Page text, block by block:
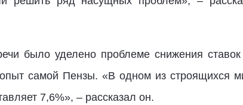
было уделено проблеме снижения
самой Пензы. «В одном из строящихся
7,6%», – рассказал он.